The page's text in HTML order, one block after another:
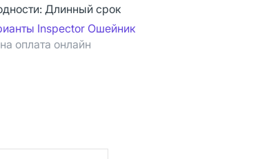
Длинный срок
Inspector Ошейник
оплата онлайн